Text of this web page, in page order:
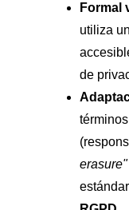
Formal
utiliza
de
erasure"